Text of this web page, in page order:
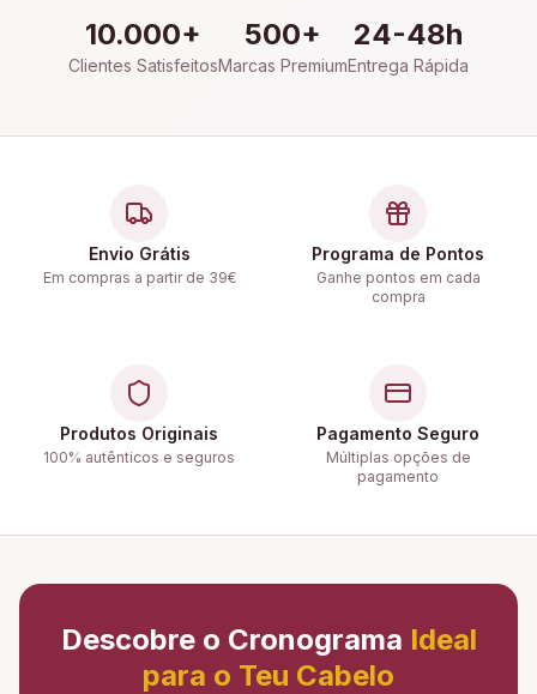
10.000+
Clientes Satisfeitos
500+
Marcas Premium
24-48h
Entrega Rápida
Envio Grátis
Em compras a partir de 39€
Programa de Pontos
Ganhe pontos em cada
compra
Produtos Originais
100% autênticos e seguros
Pagamento Seguro
Múltiplas opções de
pagamento
Descobre o Cronograma Ideal
para o Teu Cabelo